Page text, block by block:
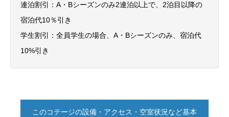
連泊割引：A・Bシーズンのみ2連泊以上で、2泊目以降の
宿泊代10％引き
学生割引：全員学生の場合、A・Bシーズンのみ、宿泊代
10%引き
このコテージの設備・アクセス・空室状況など基本